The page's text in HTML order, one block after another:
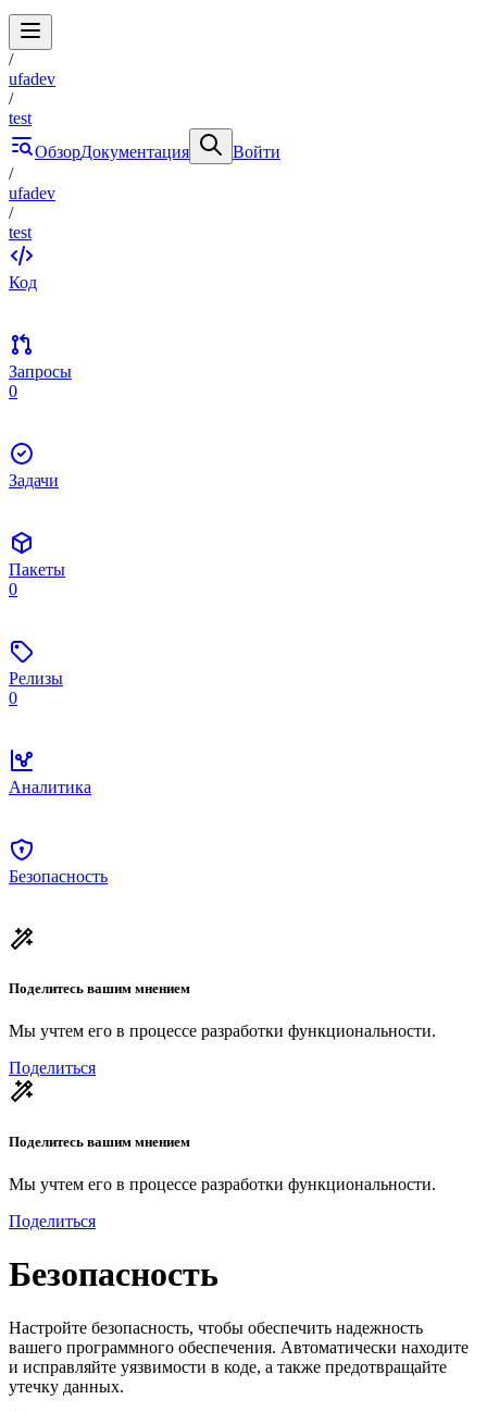
/
ufadev
/
test
ОбзорДокументация
Войти
/
ufadev
/
test
Код
Запросы
0
Задачи
Пакеты
0
Релизы
0
Аналитика
Безопасность
Поделитесь вашим мнением
Мы учтем его в процессе разработки функциональности.
Поделиться
Поделитесь вашим мнением
Мы учтем его в процессе разработки функциональности.
Поделиться
Безопасность
Настройте безопасность, чтобы обеспечить надежность
вашего программного обеспечения. Автоматически находите
и исправляйте уязвимости в коде, а также предотвращайте
утечку данных.